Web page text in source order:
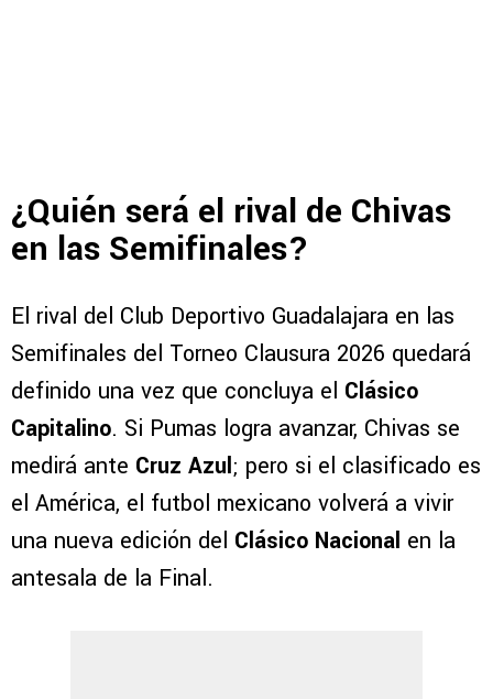
¿Quién será el rival de Chivas
en las Semifinales?
El rival del Club Deportivo Guadalajara en las
Semifinales del Torneo Clausura 2026 quedará
definido una vez que concluya el Clásico
Capitalino. Si Pumas logra avanzar, Chivas se
medirá ante Cruz Azul; pero si el clasificado es
el América, el futbol mexicano volverá a vivir
una nueva edición del Clásico Nacional en la
antesala de la Final.